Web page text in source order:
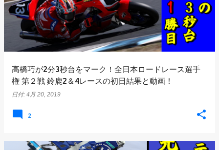
高橋巧が2分3秒台をマーク！全日本ロードレース選手
権 第２戦 鈴鹿2＆4レースの初日結果と動画！
日付: 4月 20, 2019
2